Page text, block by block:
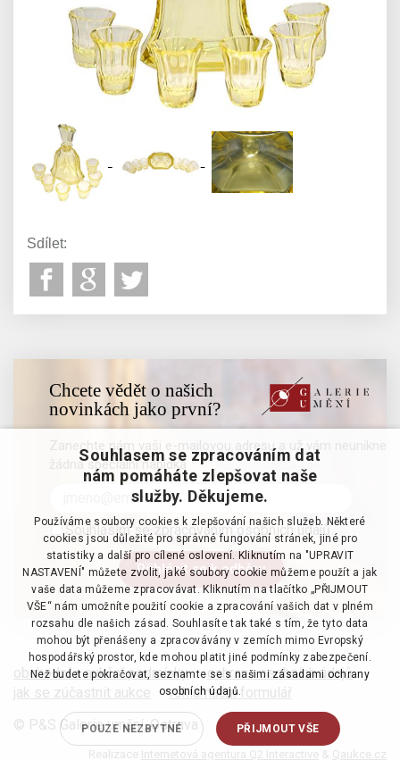
Sdílet:
Chcete vědět o našich
novinkách jako první?
Zanechte nám vaši e-mailovou adresu a už vám neunikne
žádná speciální nabídka
Souhlasím se zpracováním osobních údajů
obchodní a aukční podmínky · ochrana osobních údajů ·
jak se zúčastnit aukce · reklamační formulář
© P&S Galerie umění, Ostrava
Realizace Internetová agentura Q2 Interactive & Qaukce.cz
Souhlasem se zpracováním dat
nám pomáháte zlepšovat naše
služby. Děkujeme.
Používáme soubory cookies k zlepšování našich služeb. Některé
cookies jsou důležité pro správné fungování stránek, jiné pro
statistiky a další pro cílené oslovení. Kliknutím na "UPRAVIT
NASTAVENÍ" můžete zvolit, jaké soubory cookie můžeme použít a jak
vaše data můžeme zpracovávat. Kliknutím na tlačítko „PŘIJMOUT
VŠE“ nám umožníte použití cookie a zpracování vašich dat v plném
rozsahu dle našich zásad. Souhlasíte tak také s tím, že tyto data
mohou být přenášeny a zpracovávány v zemích mimo Evropský
hospodářský prostor, kde mohou platit jiné podmínky zabezpečení.
Než budete pokračovat, seznamte se s našimizásadami ochrany
osobních údajů.
PŘIJMOUT VŠE
POUZE NEZBYTNÉ